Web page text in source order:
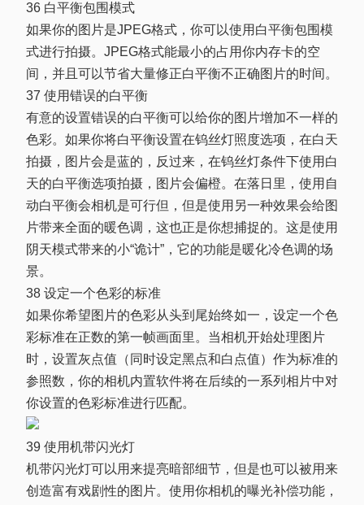
36 白平衡包围模式
如果你的图片是JPEG格式，你可以使用白平衡包围模
式进行拍摄。JPEG格式能最小的占用你内存卡的空
间，并且可以节省大量修正白平衡不正确图片的时间。
37 使用错误的白平衡
有意的设置错误的白平衡可以给你的图片增加不一样的
色彩。如果你将白平衡设置在钨丝灯照度选项，在白天
拍摄，图片会是蓝的，反过来，在钨丝灯条件下使用白
天的白平衡选项拍摄，图片会偏橙。在落日里，使用自
动白平衡会相机是可行但，但是使用另一种效果会给图
片带来全面的暖色调，这也正是你想捕捉的。这是使用
阴天模式带来的小“诡计”，它的功能是暖化冷色调的场
景。
38 设定一个色彩的标准
如果你希望图片的色彩从头到尾始终如一，设定一个色
彩标准在正数的第一帧画面里。当相机开始处理图片
时，设置灰点值（同时设定黑点和白点值）作为标准的
参照数，你的相机内置软件将在后续的一系列相片中对
你设置的色彩标准进行匹配。
39 使用机带闪光灯
机带闪光灯可以用来提亮暗部细节，但是也可以被用来
创造富有戏剧性的图片。使用你相机的曝光补偿功能，